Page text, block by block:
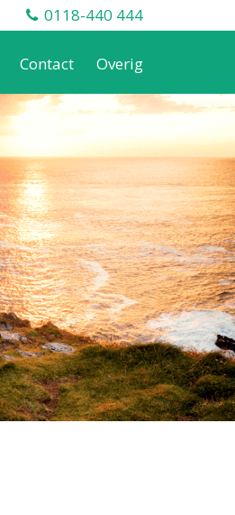
0118-440 444
Contact Overig